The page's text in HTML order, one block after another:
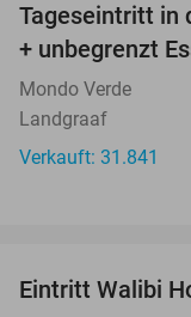
Tageseintritt in
+ unbegrenzt
Mondo Verde
Landgraaf
Verkauft: 31.841
Eintritt Walibi